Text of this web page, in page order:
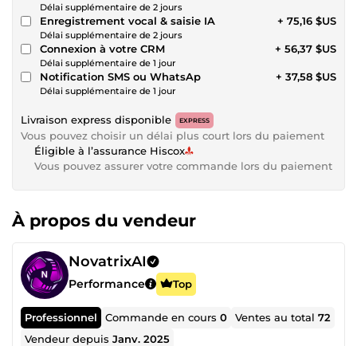
Délai supplémentaire de 2 jours
Enregistrement vocal & saisie IA
Délai supplémentaire de 2 jours
+ 75,16 $US
Connexion à votre CRM
Délai supplémentaire de 1 jour
+ 56,37 $US
Notification SMS ou WhatsAp
Délai supplémentaire de 1 jour
+ 37,58 $US
Livraison express disponible EXPRESS
Vous pouvez choisir un délai plus court lors du paiement
Éligible à l’assurance Hiscox
Vous pouvez assurer votre commande lors du paiement
À propos du vendeur
NovatrixAI
Performance Top
Professionnel Commande en cours0 Ventes au total72
Vendeur depuisJanv. 2025